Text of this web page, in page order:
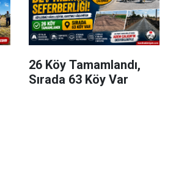
26 Köy Tamamlandı,
Sırada 63 Köy Var